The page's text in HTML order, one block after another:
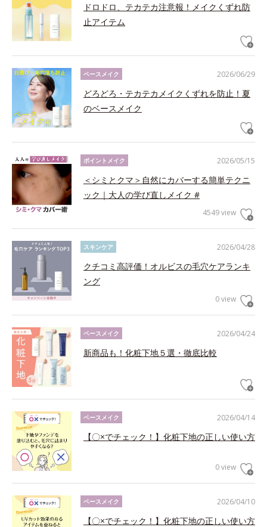
ドロドロ、テカテカ注意報！メイクくずれ防
止アイテム
2026/06/29
ベースメイク
どろどろ・テカテカメイクくずれを防止！夏
のベースメイク
2026/05/15
ポイントメイク
＜シミとクマ＞自然にカバーする簡単テクニ
ック｜大人の学び直しメイク #
4549 view
2026/04/28
スキンケア
クチコミ高評価！オルビスの毛穴ケアランキ
ング
0 view
2026/04/24
ベースメイク
新商品も！化粧下地５選・徹底比較
2026/04/14
ベースメイク
【〇×でチェック！】化粧下地の正しい使い方
0 view
2026/04/10
ベースメイク
【〇×でチェック！】化粧下地の正しい使い方